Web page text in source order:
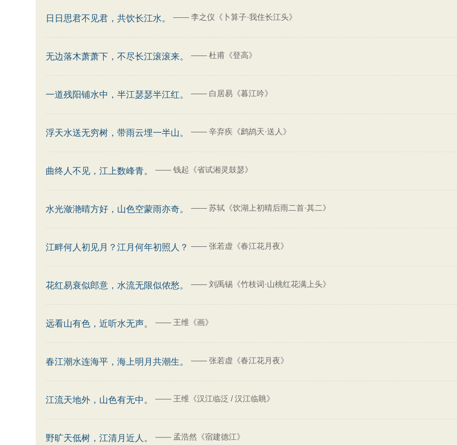
日日思君不见君，共饮长江水。 —— 李之仪《卜算子·我住长江头》
无边落木萧萧下，不尽长江滚滚来。 —— 杜甫《登高》
一道残阳铺水中，半江瑟瑟半江红。 —— 白居易《暮江吟》
浮天水送无穷树，带雨云埋一半山。 —— 辛弃疾《鹧鸪天·送人》
曲终人不见，江上数峰青。 —— 钱起《省试湘灵鼓瑟》
水光潋滟晴方好，山色空蒙雨亦奇。 —— 苏轼《饮湖上初晴后雨二首·其二》
江畔何人初见月？江月何年初照人？ —— 张若虚《春江花月夜》
花红易衰似郎意，水流无限似侬愁。 —— 刘禹锡《竹枝词·山桃红花满上头》
远看山有色，近听水无声。 —— 王维《画》
春江潮水连海平，海上明月共潮生。 —— 张若虚《春江花月夜》
江流天地外，山色有无中。 —— 王维《汉江临泛 / 汉江临眺》
野旷天低树，江清月近人。 —— 孟浩然《宿建德江》